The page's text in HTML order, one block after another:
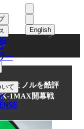
한국어
中文（简体
中文（繁體
ー
て
English
村ミノルを酷評
1MAX開幕戦